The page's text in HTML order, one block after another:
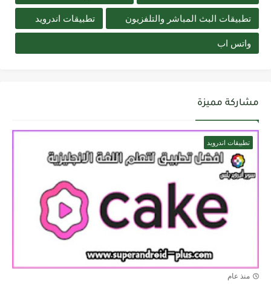
تطبيقات البث المباشر والتلفزيون تطبيقات اندرويد
واتس اب
مشاركة مميزة
تطبيقات اندرويد
منذ عام